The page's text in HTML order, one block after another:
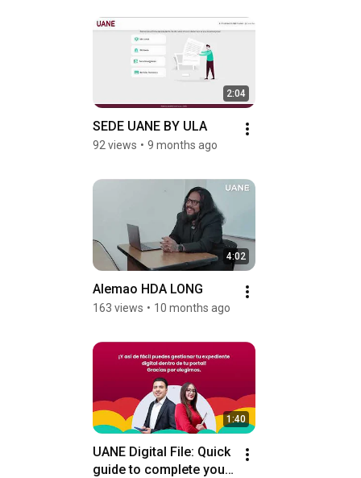
2:04
SEDE UANE BY ULA
92 views • 9 months ago
4:02
Alemao HDA LONG
163 views • 10 months ago
1:40
UANE Digital File: Quick
guide to complete your